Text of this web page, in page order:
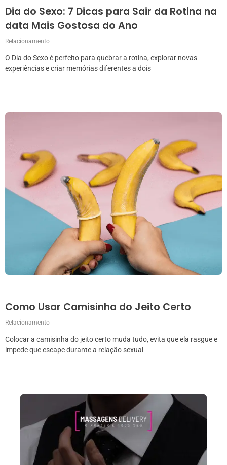
Dia do Sexo: 7 Dicas para Sair da Rotina na
data Mais Gostosa do Ano
Relacionamento
O Dia do Sexo é perfeito para quebrar a rotina, explorar novas
experiências e criar memórias diferentes a dois
Como Usar Camisinha do Jeito Certo
Relacionamento
Colocar a camisinha do jeito certo muda tudo, evita que ela rasgue e
impede que escape durante a relação sexual